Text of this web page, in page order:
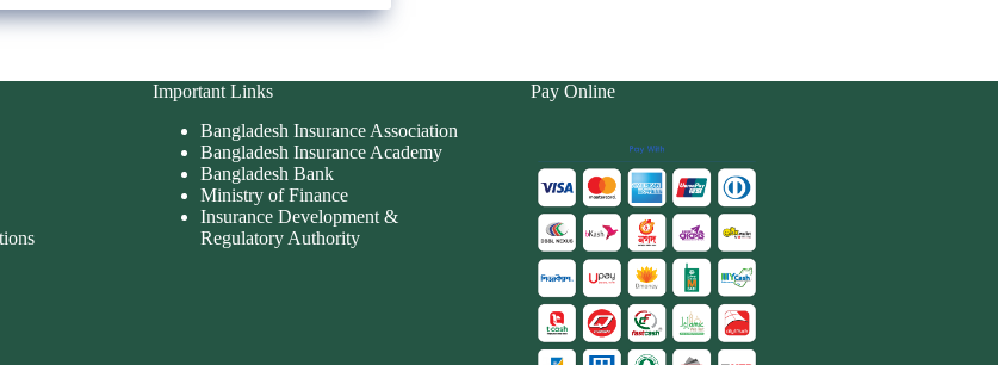
Important Links
Bangladesh Insurance Association
Bangladesh Insurance Academy
Bangladesh Bank
Ministry of Finance
Insurance Development &
Regulatory Authority
Pay Online